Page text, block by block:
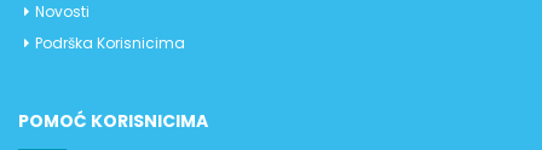
Novosti
Podrška Korisnicima
POMOĆ KORISNICIMA